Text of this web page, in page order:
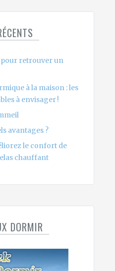
pour retrouver un
à la maison : les
à envisager !
avantages ?
le confort de
chauffant
DORMIR